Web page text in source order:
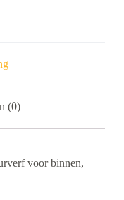
(0)
voor binnen,